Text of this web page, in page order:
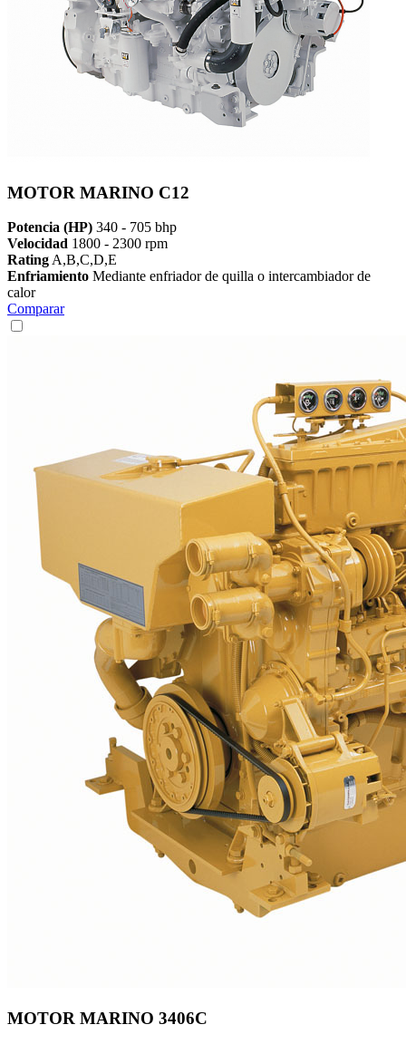
MOTOR MARINO C12
Potencia (HP) 340 - 705 bhp
Velocidad 1800 - 2300 rpm
Rating A,B,C,D,E
Enfriamiento Mediante enfriador de quilla o intercambiador de
calor
Comparar
MOTOR MARINO 3406C